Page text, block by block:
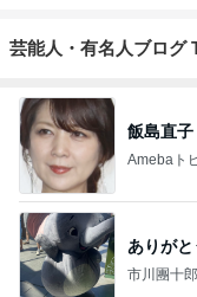
芸能人・有名人ブログ
飯島直
Amebaト
ありが
市川團十